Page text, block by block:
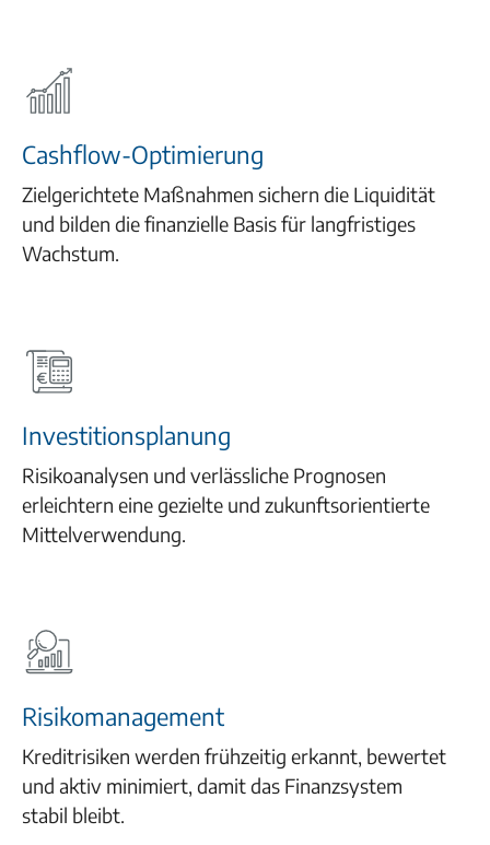
Cashflow-Optimierung
Zielgerichtete Maßnahmen sichern die Liquidität
und bilden die finanzielle Basis für langfristiges
Wachstum.
Investitionsplanung
Risikoanalysen und verlässliche Prognosen
erleichtern eine gezielte und zukunftsorientierte
Mittelverwendung.
Risikomanagement
Kreditrisiken werden frühzeitig erkannt, bewertet
und aktiv minimiert, damit das Finanzsystem
stabil bleibt.